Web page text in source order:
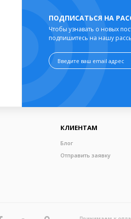
ПОДПИСАТЬСЯ НА
Чтобы узнавать о новых
подпишитесь на нашу
КЛИЕНТАМ
Блог
Отправить заявку